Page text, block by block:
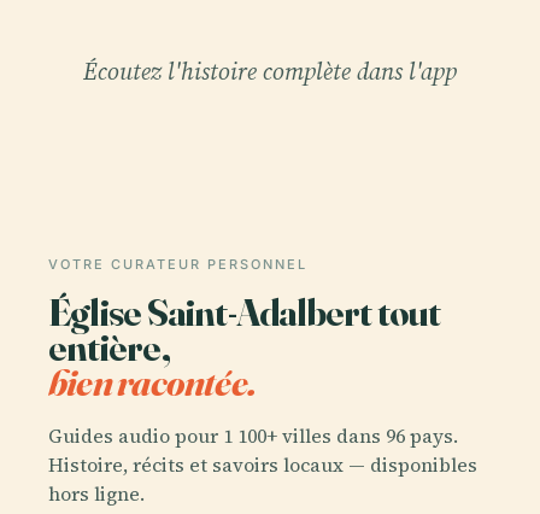
Écoutez l'histoire complète dans l'app
VOTRE CURATEUR PERSONNEL
Église Saint-Adalbert tout
entière,
bien racontée.
Guides audio pour 1 100+ villes dans 96 pays.
Histoire, récits et savoirs locaux — disponibles
hors ligne.